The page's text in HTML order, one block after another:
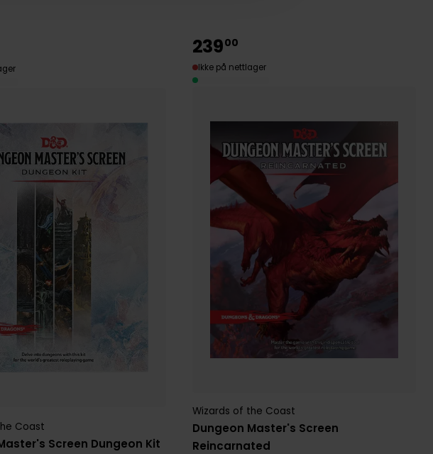
Screen Dungeon Kit
Coast
Dungeon Master's Screen
Reincarnated
Wizards of the Coast
23900
Ikke på nettlager